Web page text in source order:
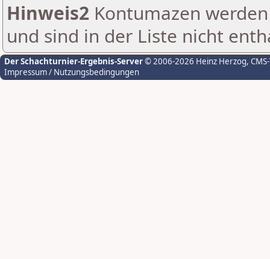
Hinweis2 Kontumazen
und sind in der Liste nicht
Der Schachturnier-Ergebnis-Server© 2006-2026 Heinz Herzog,
Impressum / Nutzungsbedingungen